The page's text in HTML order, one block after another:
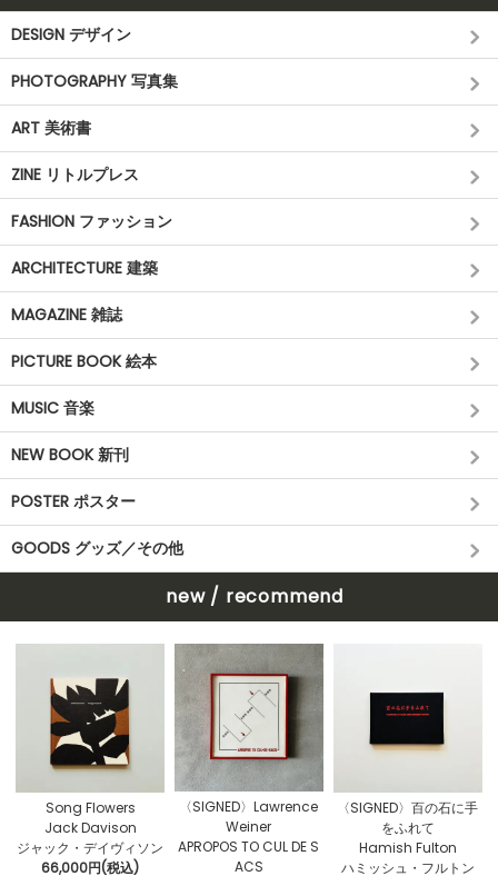
DESIGN デザイン
PHOTOGRAPHY 写真集
ART 美術書
ZINE リトルプレス
FASHION ファッション
ARCHITECTURE 建築
MAGAZINE 雑誌
PICTURE BOOK 絵本
MUSIC 音楽
NEW BOOK 新刊
POSTER ポスター
GOODS グッズ／その他
new / recommend
Song Flowers
Jack Davison
ジャック・デイヴィソン
66,000円(税込)
〈SIGNED〉Lawrence
Weiner
APROPOS TO CUL DE S
ACS
〈SIGNED〉百の石に手
をふれて
Hamish Fulton
ハミッシュ・フルトン